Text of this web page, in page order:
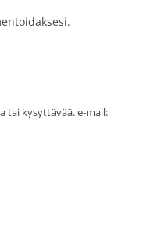
tai kysyttävää. e-mail: